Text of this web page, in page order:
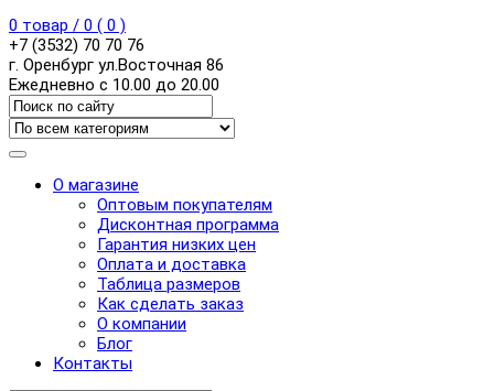
0 товар / 0 ( 0 )
+7 (3532) 70 70 76
г. Оренбург ул.Восточная 86
Ежедневно с 10.00 до 20.00
О магазине
Оптовым покупателям
Дисконтная программа
Гарантия низких цен
Оплата и доставка
Таблица размеров
Как сделать заказ
О компании
Блог
Контакты